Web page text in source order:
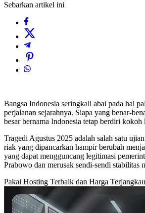
Sebarkan artikel ini
Bangsa Indonesia seringkali abai pada hal
perjalanan sejarahnya. Siapa yang benar-
besar bernama Indonesia tetap berdiri kokoh
Tragedi Agustus 2025 adalah salah satu
riak yang dipancarkan hampir berubah
yang dapat mengguncang legitimasi
Prabowo dan merusak sendi-sendi stabilitas
Pakai Hosting Terbaik dan Harga Terjangkau